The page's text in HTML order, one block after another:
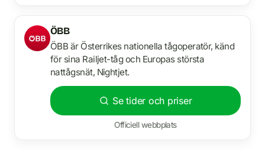
ÖBB
ÖBB är Österrikes nationella tågoperatör, känd
för sina Railjet-tåg och Europas största
nattågsnät, Nightjet.
Se tider och priser
Officiell webbplats